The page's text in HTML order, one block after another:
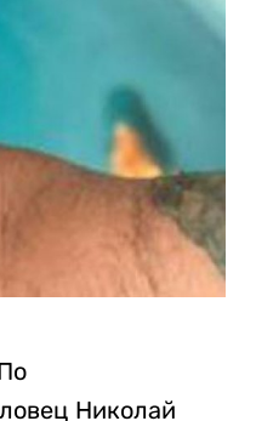
Николай